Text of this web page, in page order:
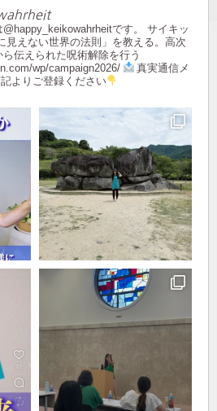
です。
サイキッ
見えない世界の法則」を教える。高次
伝えられた呪術解除を行う
wp/campaign2026/
真実通信メ
よりご登録ください